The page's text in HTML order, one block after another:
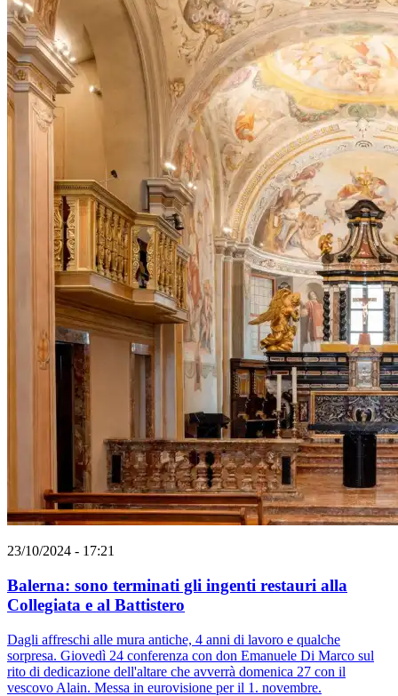
23/10/2024 - 17:21
Balerna: sono terminati gli ingenti restauri alla
Collegiata e al Battistero
Dagli affreschi alle mura antiche, 4 anni di lavoro e qualche
sorpresa. Giovedì 24 conferenza con don Emanuele Di Marco sul
rito di dedicazione dell'altare che avverrà domenica 27 con il
vescovo Alain. Messa in eurovisione per il 1. novembre.